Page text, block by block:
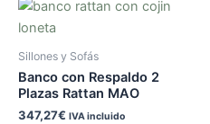
Sillones y Sofás
Banco con Respaldo 2
Plazas Rattan MAO
347,27€ IVA incluido